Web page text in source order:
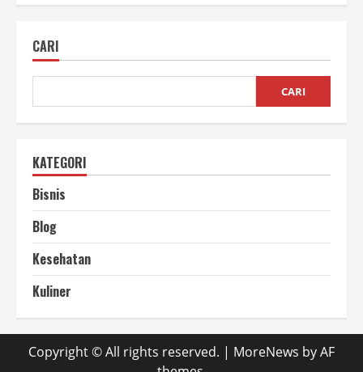
Mana
CARI
CARI
KATEGORI
Bisnis
Blog
Kesehatan
Kuliner
Copyright © All rights reserved. | MoreNews by AF